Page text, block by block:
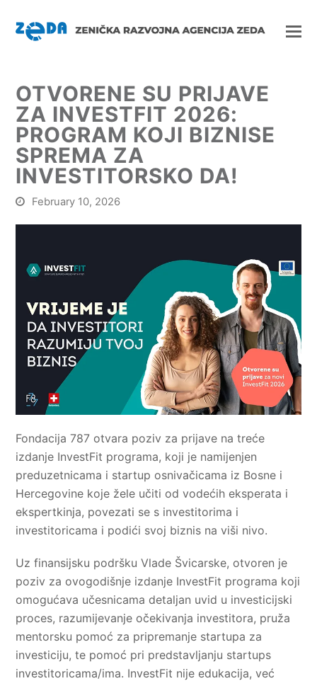
OTVORENE SU PRIJAVE
ZA INVESTFIT 2026:
PROGRAM KOJI BIZNISE
SPREMA ZA
INVESTITORSKO DA!
February 10, 2026
Fondacija 787 otvara poziv za prijave na treće
izdanje InvestFit programa, koji je namijenjen
preduzetnicama i startup osnivačicama iz Bosne i
Hercegovine koje žele učiti od vodećih eksperata i
ekspertkinja, povezati se s investitorima i
investitoricama i podići svoj biznis na viši nivo.
Uz finansijsku podršku Vlade Švicarske, otvoren je
poziv za ovogodišnje izdanje InvestFit programa koji
omogućava učesnicama detaljan uvid u investicijski
proces, razumijevanje očekivanja investitora, pruža
mentorsku pomoć za pripremanje startupa za
investiciju, te pomoć pri predstavljanju startups
investitoricama/ima. InvestFit nije edukacija, već